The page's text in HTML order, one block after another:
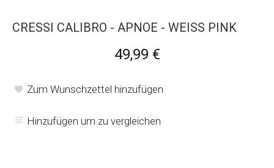
CRESSI CALIBRO - APNOE - WEISS PINK
49,99 €
Zum Wunschzettel hinzufügen
Hinzufügen um zu vergleichen